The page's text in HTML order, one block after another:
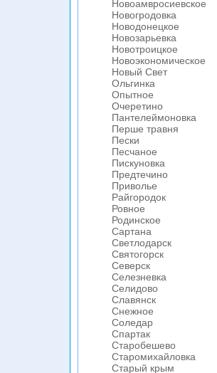
Новоамвросиевское
Новогродовка
Новодонецкое
Новозарьевка
Новотроицкое
Новоэкономическое
Новый Свет
Ольгинка
Опытное
Очеретино
Пантелеймоновка
Перше травня
Пески
Песчаное
Пискуновка
Предтечино
Приволье
Райгородок
Ровное
Родинское
Сартана
Светлодарск
Святогорск
Северск
Селезневка
Селидово
Славянск
Снежное
Соледар
Спартак
Старобешево
Старомихайловка
Старый крым